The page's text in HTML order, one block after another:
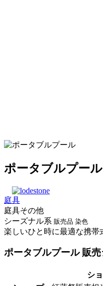
ポータブルプール
庭具
庭具その他
シーズナル系 販売品 染色
楽しいひと時に最適な携帯
ポータブルプール 販
シ